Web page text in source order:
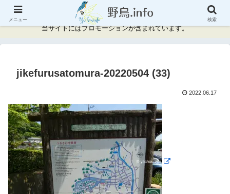
神奈川県周辺の野鳥情報と記録
当サイトにはプロモーションが含まれています。
jikefurusatomura-20220504 (33)
2022.06.17
メニュー 検索